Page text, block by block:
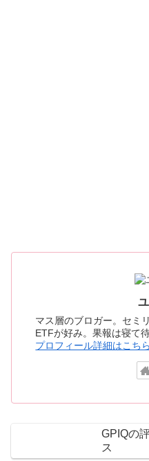
マス層のブロガー。セミ
ETFが好み。果報は寝て待
プロフィール詳細はこちら
GPIQの
ス